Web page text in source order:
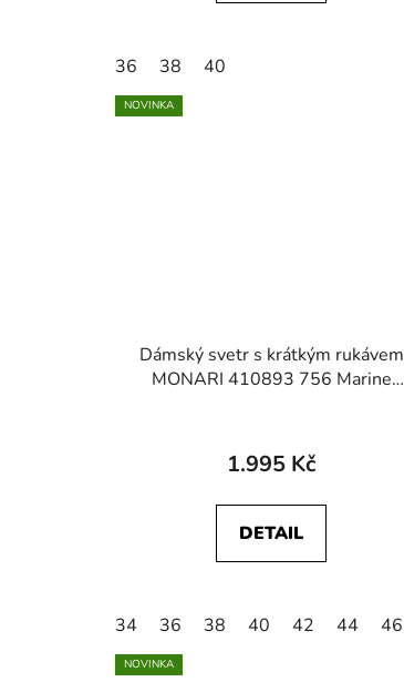
36 38 40
NOVINKA
Dámský svetr s krátkým rukávem
MONARI 410893 756 Marine
1.995 Kč
DETAIL
34 36 38 40 42 44 46
NOVINKA